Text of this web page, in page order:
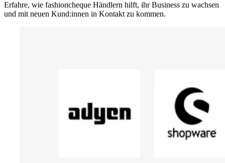
Erfahre, wie fashioncheque Händlern hilft, ihr Business zu wachsen
und mit neuen Kund:innen in Kontakt zu kommen.